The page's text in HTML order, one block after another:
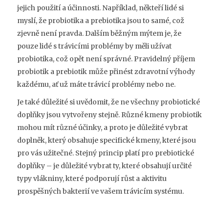
jejich použití a účinnosti. Například, někteří lidé si
myslí, že probiotika a prebiotika jsou to samé, což
zjevně není pravda. Dalším běžným mýtem je, že
pouze lidé s trávicími problémy by měli užívat
probiotika, což opět není správné. Pravidelný příjem
probiotik a prebiotik může přinést zdravotní výhody
každému, ať už máte trávicí problémy nebo ne.
Je také důležité si uvědomit, že ne všechny probiotické
doplňky jsou vytvořeny stejně. Různé kmeny probiotik
mohou mít různé účinky, a proto je důležité vybrat
doplněk, který obsahuje specifické kmeny, které jsou
pro vás užitečné. Stejný princip platí pro prebiotické
doplňky – je důležité vybrat ty, které obsahují určité
typy vlákniny, které podporují růst a aktivitu
prospěšných bakterií ve vašem trávicím systému.